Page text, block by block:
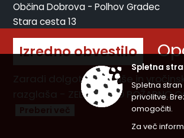
Izredno obvestilo
Zaradi dolgotrajne suše in
razglaša - ZELO VELIKO
Občina Dobrova - Polhov Gradec
Stara cesta 13
1356 Dobrova
ID za DDV: SI91166004
Splošni pogoji
Spletna
Spletna
privolitve.
omogočiti.
Za več